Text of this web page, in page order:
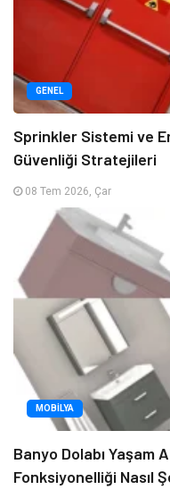
GENEL
Sprinkler Sistemi ve
Güvenliği Stratejileri
08 Tem 2026, Çar
MOBILYA
Banyo Dolabı Yaşam
Fonksiyonelliği Nasıl